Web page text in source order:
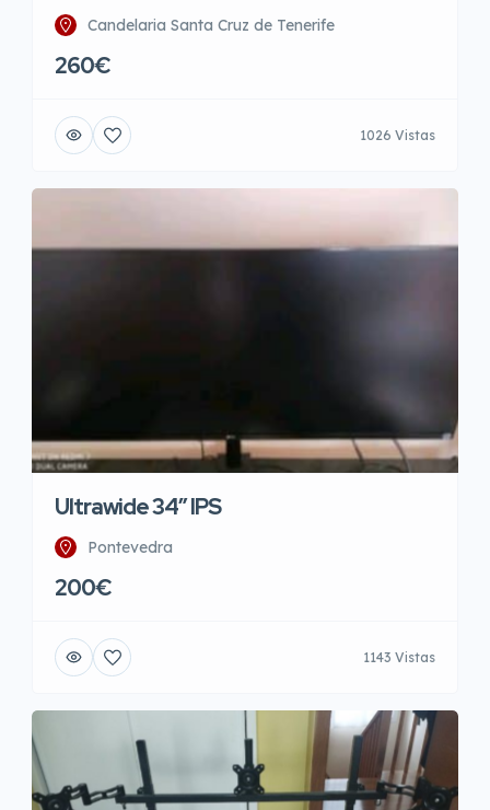
Candelaria Santa Cruz de Tenerife
260€
1026 Vistas
Ultrawide 34″ IPS
Pontevedra
200€
1143 Vistas